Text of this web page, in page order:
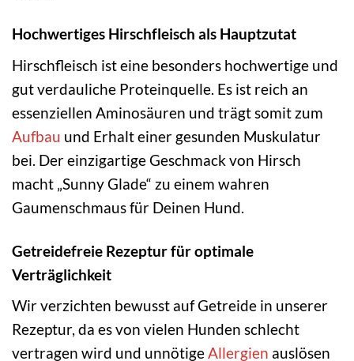
Hochwertiges Hirschfleisch als Hauptzutat
Hirschfleisch ist eine besonders hochwertige und
gut verdauliche Proteinquelle. Es ist reich an
essenziellen Aminosäuren und trägt somit zum
Aufbau und Erhalt einer gesunden Muskulatur
bei. Der einzigartige Geschmack von Hirsch
macht „Sunny Glade“ zu einem wahren
Gaumenschmaus für Deinen Hund.
Getreidefreie Rezeptur für optimale
Verträglichkeit
Wir verzichten bewusst auf Getreide in unserer
Rezeptur, da es von vielen Hunden schlecht
vertragen wird und unnötigeAllergien auslösen